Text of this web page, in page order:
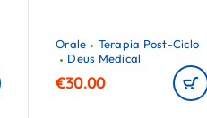
Orale
Terapia Post-Ciclo
Deus Medical
€30.00